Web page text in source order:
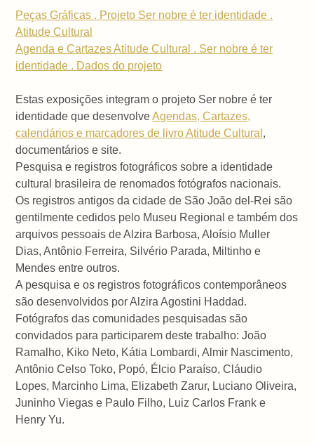
Peças Gráficas . Projeto Ser nobre é ter identidade .
Atitude Cultural
Agenda e Cartazes Atitude Cultural . Ser nobre é ter
identidade . Dados do projeto
Estas exposições integram o projeto Ser nobre é ter
identidade que desenvolveAgendas, Cartazes,
calendários e marcadores de livro Atitude Cultural ,
documentários e site.
Pesquisa e registros fotográficos sobre a identidade
cultural brasileira de renomados fotógrafos nacionais.
Os registros antigos da cidade de São João del-Rei são
gentilmente cedidos pelo Museu Regional e também dos
arquivos pessoais de Alzira Barbosa, Aloísio Muller
Dias, Antônio Ferreira, Silvério Parada, Miltinho e
Mendes entre outros.
A pesquisa e os registros fotográficos contemporâneos
são desenvolvidos por Alzira Agostini Haddad.
Fotógrafos das comunidades pesquisadas são
convidados para participarem deste trabalho: João
Ramalho, Kiko Neto, Kátia Lombardi, Almir Nascimento,
Antônio Celso Toko, Popó, Élcio Paraíso, Cláudio
Lopes, Marcinho Lima, Elizabeth Zarur, Luciano Oliveira,
Juninho Viegas e Paulo Filho, Luiz Carlos Frank e
Henry Yu.